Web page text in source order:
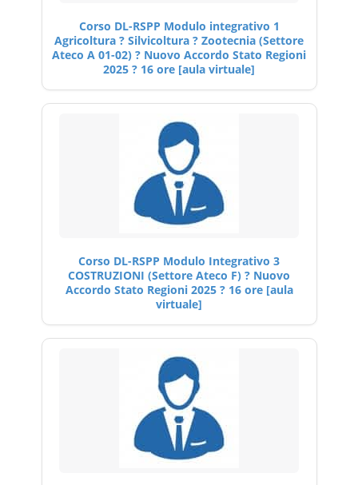
Corso DL-RSPP Modulo integrativo 1
Agricoltura ? Silvicoltura ? Zootecnia (Settore
Ateco A 01-02) ? Nuovo Accordo Stato Regioni
2025 ? 16 ore [aula virtuale]
Corso DL-RSPP Modulo Integrativo 3
COSTRUZIONI (Settore Ateco F) ? Nuovo
Accordo Stato Regioni 2025 ? 16 ore [aula
virtuale]